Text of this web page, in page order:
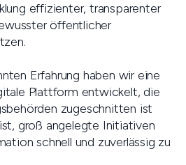
effizienter, transparenter
öffentlicher
Erfahrung haben wir eine
Plattform entwickelt, die
zugeschnitten ist
groß angelegte Initiativen
schnell und zuverlässig zu